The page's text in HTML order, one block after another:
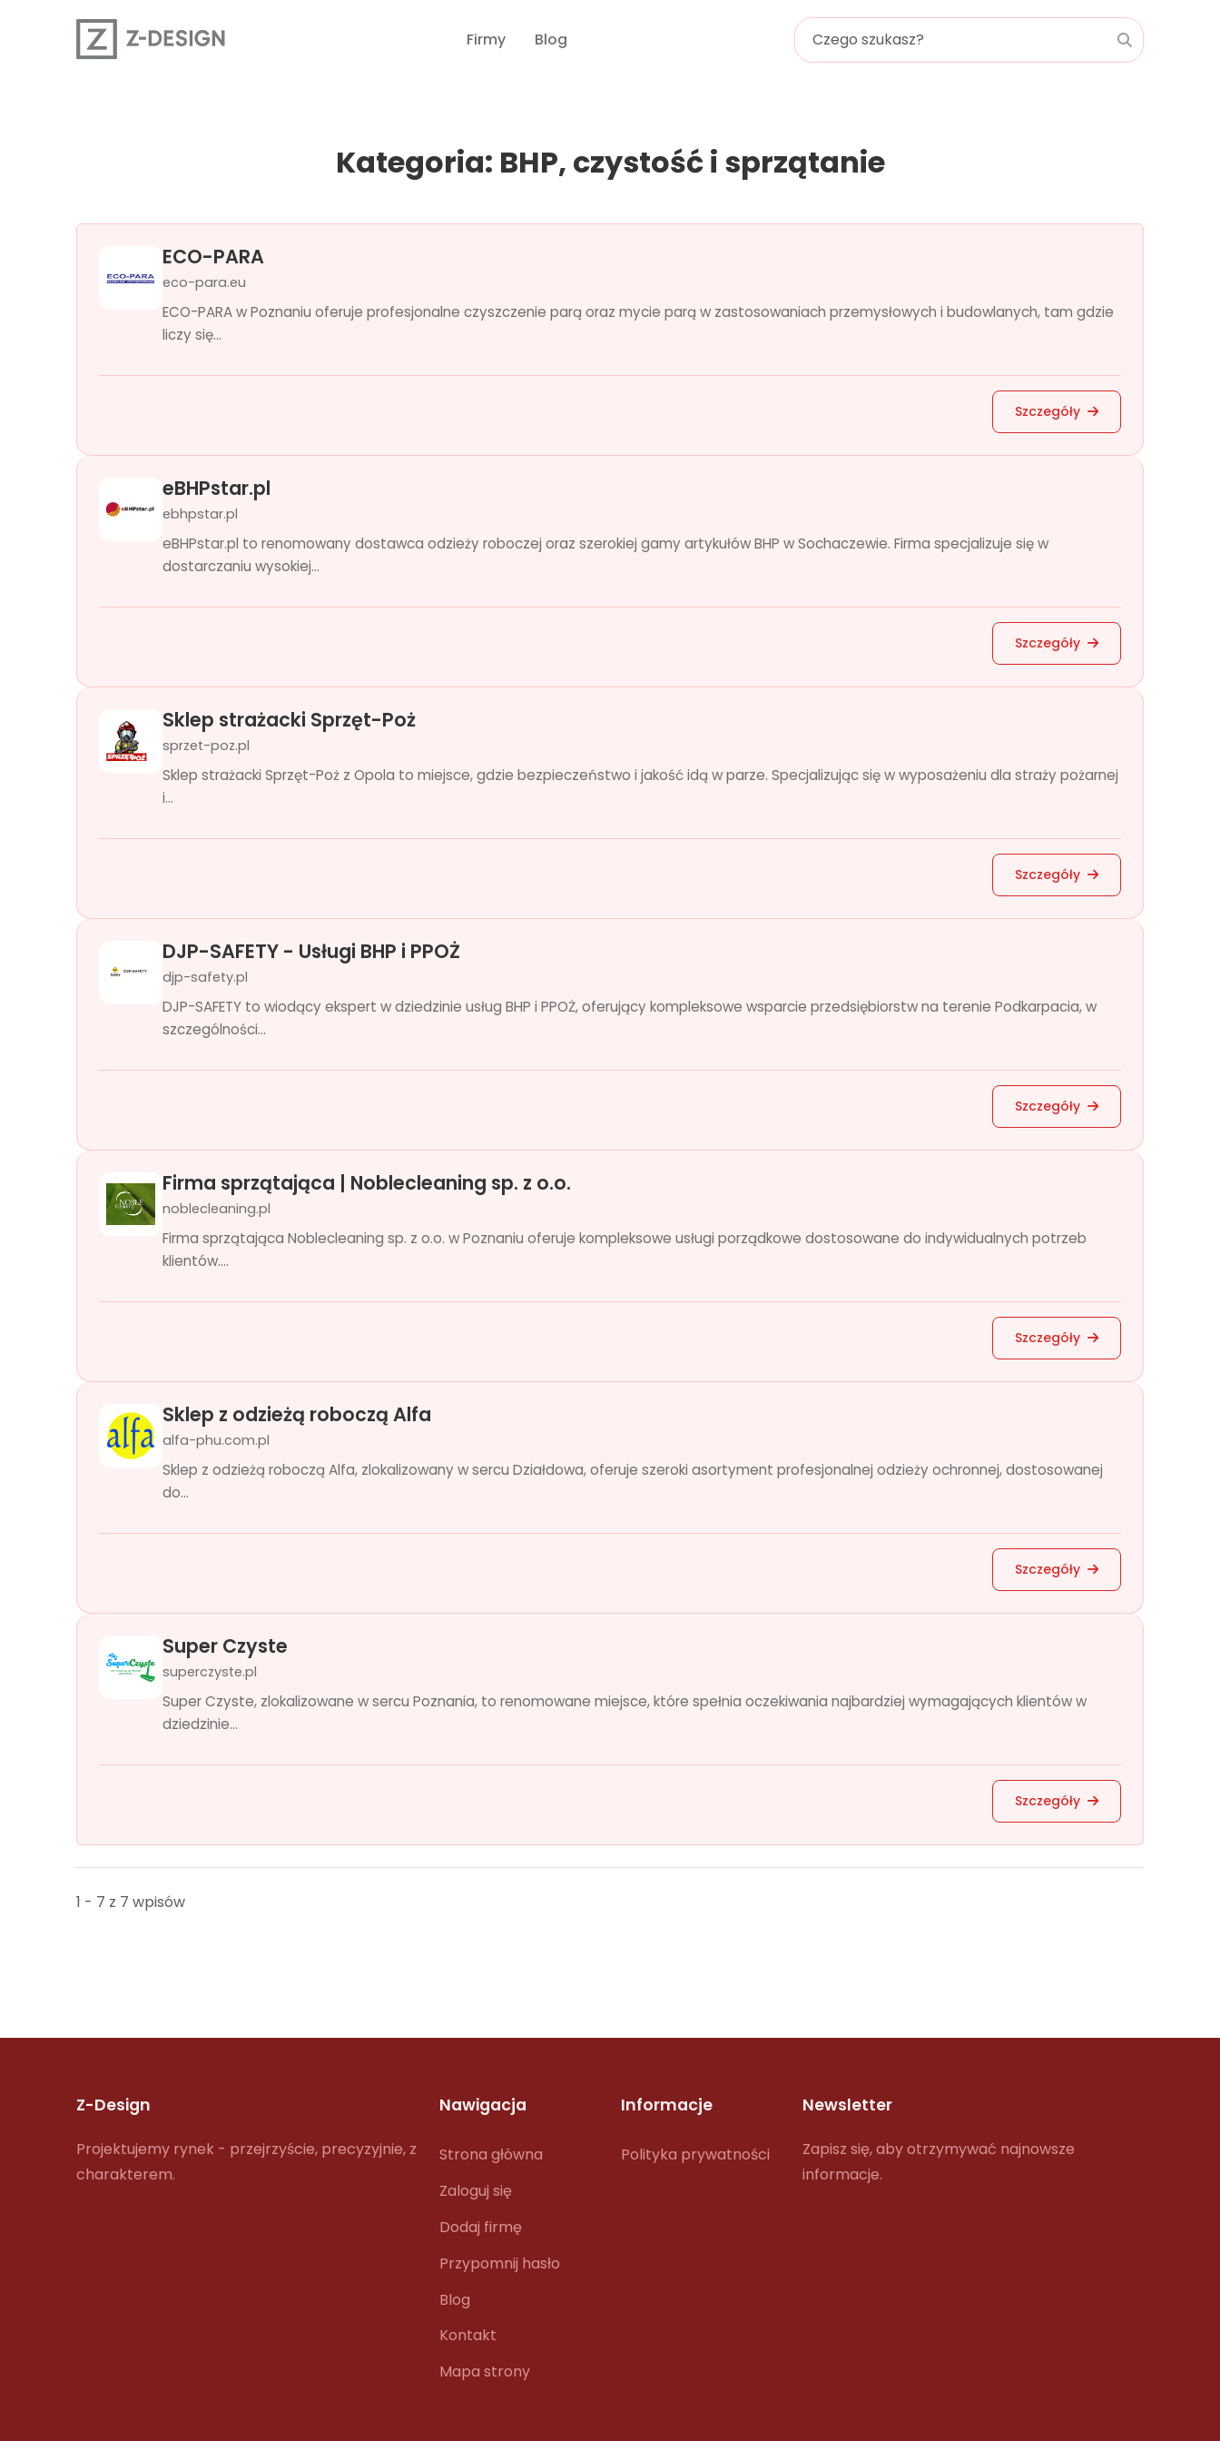
Firmy Blog
Kategoria: BHP, czystość i sprzątanie
ECO-PARA
eco-para.eu
ECO-PARA w Poznaniu oferuje profesjonalne czyszczenie parą oraz mycie parą w zastosowaniach przemysłowych i budowlanych, tam gdzie
liczy się...
Szczegóły
eBHPstar.pl
ebhpstar.pl
eBHPstar.pl to renomowany dostawca odzieży roboczej oraz szerokiej gamy artykułów BHP w Sochaczewie. Firma specjalizuje się w
dostarczaniu wysokiej...
Szczegóły
Sklep strażacki Sprzęt-Poż
sprzet-poz.pl
Sklep strażacki Sprzęt-Poż z Opola to miejsce, gdzie bezpieczeństwo i jakość idą w parze. Specjalizując się w wyposażeniu dla straży pożarnej
i...
Szczegóły
DJP-SAFETY - Usługi BHP i PPOŻ
djp-safety.pl
DJP-SAFETY to wiodący ekspert w dziedzinie usług BHP i PPOŻ, oferujący kompleksowe wsparcie przedsiębiorstw na terenie Podkarpacia, w
szczególności...
Szczegóły
Firma sprzątająca | Noblecleaning sp. z o.o.
noblecleaning.pl
Firma sprzątająca Noblecleaning sp. z o.o. w Poznaniu oferuje kompleksowe usługi porządkowe dostosowane do indywidualnych potrzeb
klientów....
Szczegóły
Sklep z odzieżą roboczą Alfa
alfa-phu.com.pl
Sklep z odzieżą roboczą Alfa, zlokalizowany w sercu Działdowa, oferuje szeroki asortyment profesjonalnej odzieży ochronnej, dostosowanej
do...
Szczegóły
Super Czyste
superczyste.pl
Super Czyste, zlokalizowane w sercu Poznania, to renomowane miejsce, które spełnia oczekiwania najbardziej wymagających klientów w
dziedzinie...
Szczegóły
1 - 7 z 7 wpisów
Z-Design
Projektujemy rynek - przejrzyście, precyzyjnie, z
charakterem.
Nawigacja
Strona główna
Zaloguj się
Dodaj firmę
Przypomnij hasło
Blog
Kontakt
Mapa strony
Informacje
Polityka prywatności
Newsletter
Zapisz się, aby otrzymywać najnowsze
informacje.